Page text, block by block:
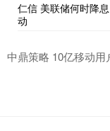
仁信 美联储何时降
动
中鼎策略 10亿移动用